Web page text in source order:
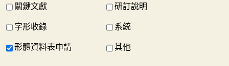
關鍵文獻 研訂說明
字形收錄 系統
形體資料表申請 其他